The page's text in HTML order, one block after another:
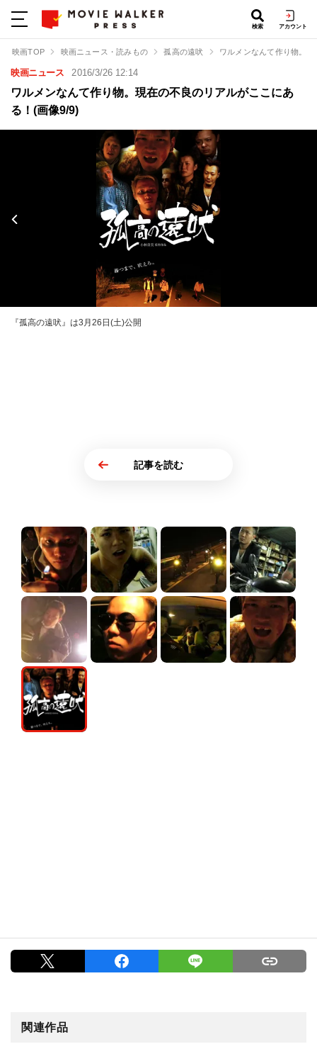
検索 アカウント
映画TOP 映画ニュース・読みもの 孤高の遠吠 ワルメンなんて作り物。
映画ニュース 2016/3/26 12:14
ワルメンなんて作り物。現在の不良のリアルがここにあ
る！(画像9/9)
『孤高の遠吠』は3月26日(土)公開
記事を読む
関連作品